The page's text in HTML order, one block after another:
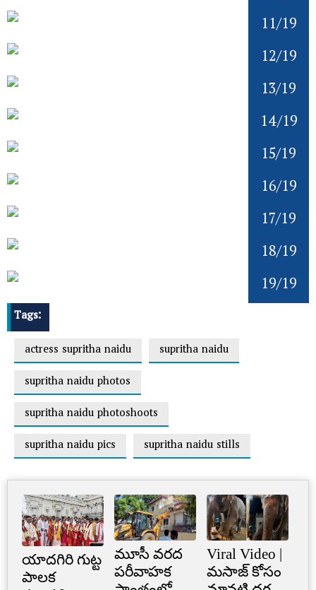
11/19
12/19
13/19
14/19
15/19
16/19
17/19
18/19
19/19
Tags:
actress supritha naidu
supritha naidu
supritha naidu photos
supritha naidu photoshoots
supritha naidu pics
supritha naidu stills
యాదగిరి గుట్ట
పాలక
మూసీ వరద
పరీవాహక
Viral Video |
మసాజ్ కోసం